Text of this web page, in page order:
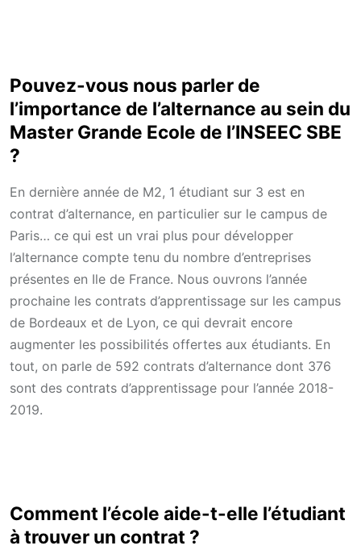
Pouvez-vous nous parler de
l’importance de l’alternance au sein du
Master Grande Ecole de l’INSEEC SBE
?
En dernière année de M2, 1 étudiant sur 3 est en
contrat d’alternance, en particulier sur le campus de
Paris… ce qui est un vrai plus pour développer
l’alternance compte tenu du nombre d’entreprises
présentes en Ile de France. Nous ouvrons l’année
prochaine les contrats d’apprentissage sur les campus
de Bordeaux et de Lyon, ce qui devrait encore
augmenter les possibilités offertes aux étudiants. En
tout, on parle de 592 contrats d’alternance dont 376
sont des contrats d’apprentissage pour l’année 2018-
2019.
Comment l’école aide-t-elle l’étudiant
à trouver un contrat ?